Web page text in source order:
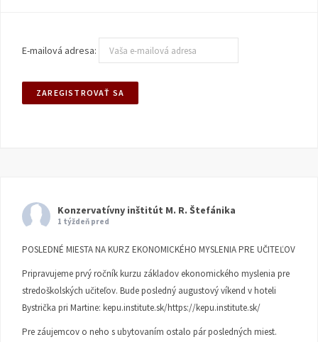
E-mailová adresa:
Konzervatívny inštitút M. R. Štefánika
1 týždeň pred
POSLEDNÉ MIESTA NA KURZ EKONOMICKÉHO MYSLENIA PRE UČITEĽOV
Pripravujeme prvý ročník kurzu základov ekonomického myslenia pre
stredoškolských učiteľov. Bude posledný augustový víkend v hoteli
Bystrička pri Martine: kepu.institute.sk/https://kepu.institute.sk/
Pre záujemcov o neho s ubytovaním ostalo pár posledných miest.